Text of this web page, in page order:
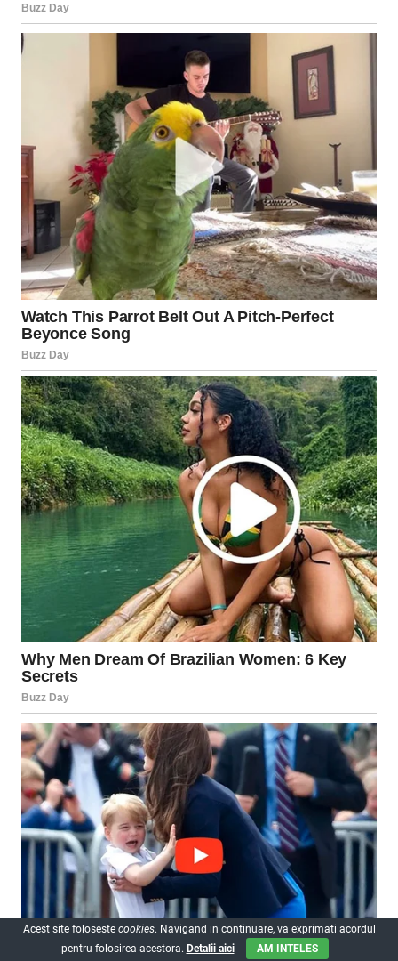
Acest site foloseste cookies. Navigand in continuare, va exprimati acordul
pentru folosirea acestora. Detalii aici AM INTELES